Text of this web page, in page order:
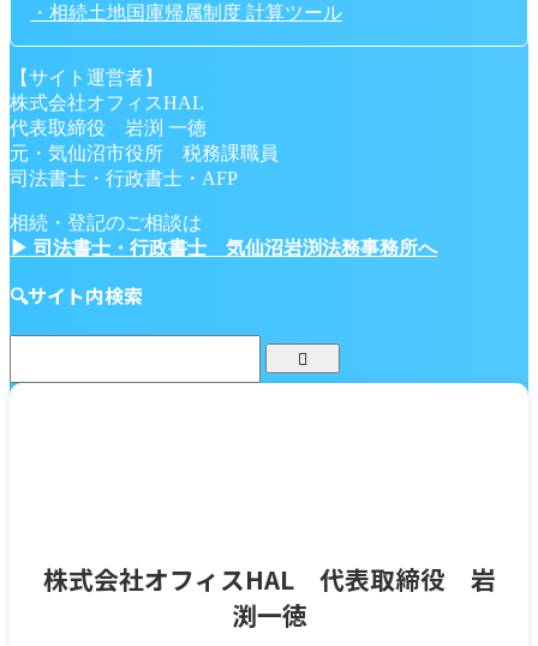
・相続土地国庫帰属制度 計算ツール
【サイト運営者】
株式会社オフィスHAL
代表取締役 岩渕 一徳
元・気仙沼市役所 税務課職員
司法書士・行政書士・AFP
相続・登記のご相談は
▶ 司法書士・行政書士 気仙沼岩渕法務事務所へ
🔍サイト内検索
株式会社オフィスHAL 代表取締役 岩
渕一徳